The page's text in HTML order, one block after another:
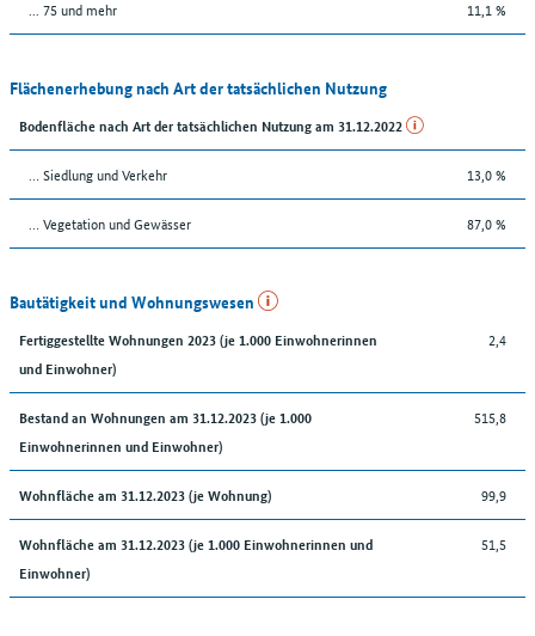
... 75 und mehr 11,1 %
Flächenerhebung nach Art der tatsächlichen Nutzung
Bodenfläche nach Art der tatsächlichen Nutzung am 31.12.2022
… Siedlung und Verkehr 13,0 %
… Vegetation und Gewässer 87,0 %
Bautätigkeit und Wohnungswesen
Fertiggestellte Wohnungen 2023 (je 1.000 Einwohnerinnen
und Einwohner)
2,4
Bestand an Wohnungen am 31.12.2023 (je 1.000
Einwohnerinnen und Einwohner)
515,8
Wohnfläche am 31.12.2023 (je Wohnung) 99,9
Wohnfläche am 31.12.2023 (je 1.000 Einwohnerinnen und
Einwohner)
51,5